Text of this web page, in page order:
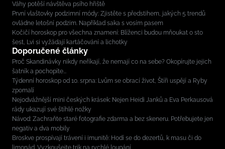
Váhy potěší návštěva psího hřiště
První vlaštovky podzimní módy: Zjistěte s předstihem, jakých 5 trendů
ovládne letošní podzim. Například saka s vosím pasem
Kočičí horoskop pro všechna znamení: Blíženci budou mňoukat o sto
šest, Lvi si vyžádají kartáčování a lichotky
Doporučené články
Proč Skandinávky nikdy neříkají, že nemají co na sebe? Okopírujte jejich
šatník a pochopíte...
Týdenní horoskop od 10. srpna: Lvům se obrací život, Štíři uspějí a Ryby
zpomalí
Nejodvážnější mini českých krásek: Nejen Heidi Janků a Eva Perkausová
rády ukazují své štíhlé nožky
Návod: Zachraňte staré fotografie zdarma a bez skeneru. Potřebujete jen
negativ a dva mobily
Broskve prospívají trávení i imunitě: Hodí se do dezertů, k masu či do
limonád. Vyzkoušejte trik na rychlé loupání